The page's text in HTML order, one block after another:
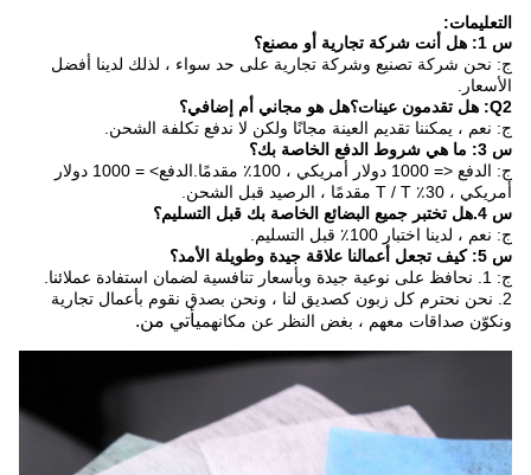
التعليمات:
س 1: هل أنت شركة تجارية أو مصنع؟
ج: نحن شركة تصنيع وشركة تجارية على حد سواء ، لذلك لدينا أفضل
الأسعار.
Q2: هل تقدمون عينات؟هل هو مجاني أم إضافي؟
ج: نعم ، يمكننا تقديم العينة مجانًا ولكن لا ندفع تكلفة الشحن.
س 3: ما هي شروط الدفع الخاصة بك؟
ج: الدفع <= 1000 دولار أمريكي ، 100٪ مقدمًا.الدفع> = 1000 دولار
أمريكي ، 30٪ T / T مقدمًا ، الرصيد قبل الشحن.
س 4.هل تختبر جميع البضائع الخاصة بك قبل التسليم؟
ج: نعم ، لدينا اختبار 100٪ قبل التسليم.
س 5: كيف تجعل أعمالنا علاقة جيدة وطويلة الأمد؟
ج: 1. نحافظ على نوعية جيدة وبأسعار تنافسية لضمان استفادة عملائنا.
2. نحن نحترم كل زبون كصديق لنا ، ونحن بصدق نقوم بأعمال تجارية
ونكوّن صداقات معهم ، بغض النظر عن مكانهميأتي من.